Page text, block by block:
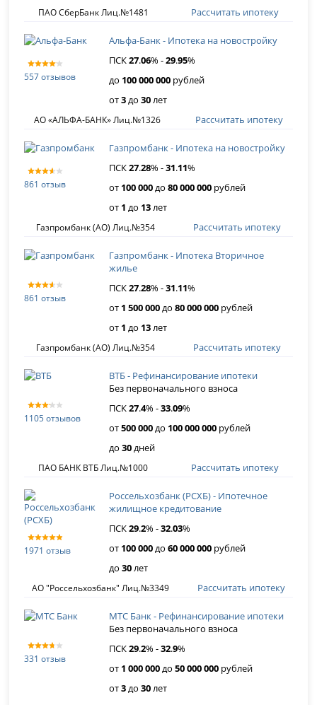
ПАО СберБанк Лиц.№1481 Рассчитать ипотеку
557 отзывов
Альфа-Банк - Ипотека на новостройку
ПСК27.06% -29.95%
до 100 000 000 рублей
от3до30лет
АО «АЛЬФА-БАНК» Лиц.№1326 Рассчитать ипотеку
861 отзыв
Газпромбанк - Ипотека на новостройку
ПСК27.28% -31.11%
от 100 000до80 000 000 рублей
от 1 до 13лет
Газпромбанк (АО) Лиц.№354 Рассчитать ипотеку
861 отзыв
Газпромбанк - Ипотека Вторичное
жилье
ПСК27.28% -31.11%
от 1 500 000до80 000 000 рублей
от 1 до 13лет
Газпромбанк (АО) Лиц.№354 Рассчитать ипотеку
1105 отзывов
ВТБ - Рефинансирование ипотеки
Без первоначального взноса
ПСК27.4% -33.09%
от500 000до 100 000 000 рублей
до30дней
ПАО БАНК ВТБ Лиц.№1000 Рассчитать ипотеку
1971 отзыв
Россельхозбанк (РСХБ) - Ипотечное
жилищное кредитование
ПСК29.2% -32.03%
от 100 000до60 000 000 рублей
до30лет
АО "Россельхозбанк" Лиц.№3349 Рассчитать ипотеку
331 отзыв
МТС Банк - Рефинансирование ипотеки
Без первоначального взноса
ПСК29.2% -32.9%
от 1 000 000до50 000 000 рублей
от3до30лет